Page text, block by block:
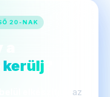
20-NAK
az